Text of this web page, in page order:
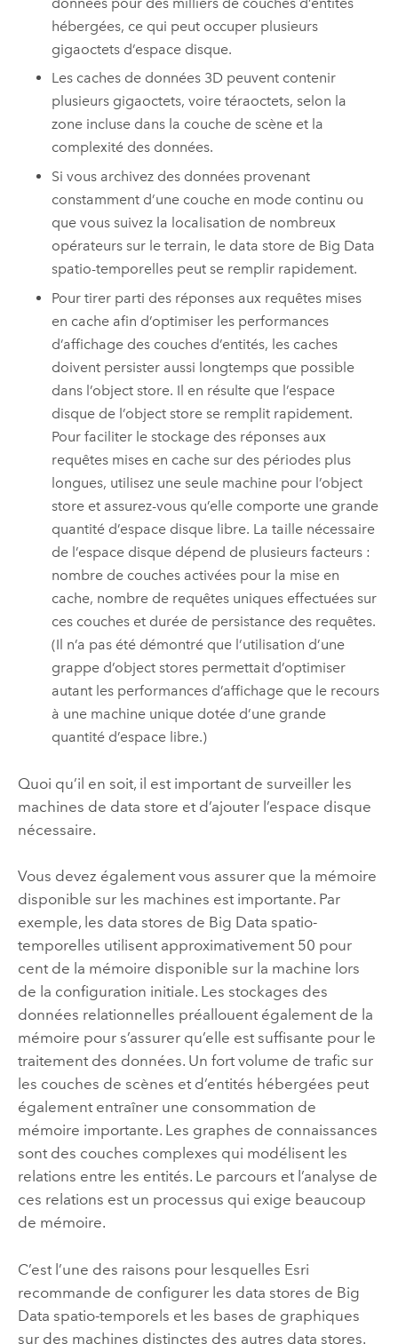
hébergées, ce qui peut occuper plusieurs
gigaoctets d’espace disque.
Les caches de données 3D peuvent contenir
plusieurs gigaoctets, voire téraoctets, selon la
zone incluse dans la couche de scène et la
complexité des données.
Si vous archivez des données provenant
constamment d’une couche en mode continu ou
que vous suivez la localisation de nombreux
opérateurs sur le terrain, le data store de Big Data
spatio-temporelles peut se remplir rapidement.
Pour tirer parti des réponses aux requêtes mises
en cache afin d’optimiser les performances
d’affichage des couches d’entités, les caches
doivent persister aussi longtemps que possible
dans l’object store. Il en résulte que l’espace
disque de l’object store se remplit rapidement.
Pour faciliter le stockage des réponses aux
requêtes mises en cache sur des périodes plus
longues, utilisez une seule machine pour l’object
store et assurez-vous qu’elle comporte une grande
quantité d’espace disque libre. La taille nécessaire
de l’espace disque dépend de plusieurs facteurs :
nombre de couches activées pour la mise en
cache, nombre de requêtes uniques effectuées sur
ces couches et durée de persistance des requêtes.
(Il n’a pas été démontré que l’utilisation d’une
grappe d’object stores permettait d’optimiser
autant les performances d’affichage que le recours
à une machine unique dotée d’une grande
quantité d’espace libre.)
Quoi qu’il en soit, il est important de surveiller les
machines de data store et d’ajouter l’espace disque
nécessaire.
Vous devez également vous assurer que la mémoire
disponible sur les machines est importante. Par
exemple, les data stores de Big Data spatio-
temporelles utilisent approximativement 50 pour
cent de la mémoire disponible sur la machine lors
de la configuration initiale. Les stockages des
données relationnelles préallouent également de la
mémoire pour s’assurer qu’elle est suffisante pour le
traitement des données. Un fort volume de trafic sur
les couches de scènes et d’entités hébergées peut
également entraîner une consommation de
mémoire importante. Les graphes de connaissances
sont des couches complexes qui modélisent les
relations entre les entités. Le parcours et l’analyse de
ces relations est un processus qui exige beaucoup
de mémoire.
C’est l’une des raisons pour lesquelles Esri
recommande de configurer les data stores de Big
Data spatio-temporels et les bases de graphiques
sur des machines distinctes des autres data stores.